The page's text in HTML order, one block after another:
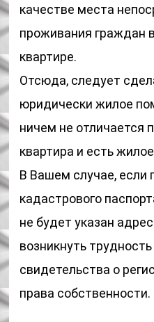
качестве места
проживания граждан
квартире.
Отсюда, следует
юридически жилое
ничем не отличается
квартира и есть
В Вашем случае, если
кадастрового
не будет указан
возникнуть
свидетельства о
права собственности.